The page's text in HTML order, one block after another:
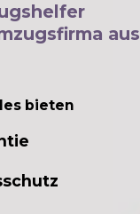
aus
bieten